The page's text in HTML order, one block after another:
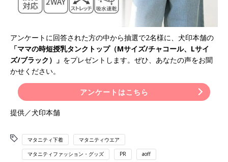
アンケートに回答された方の中から抽選で2名様に、犬印本舗の
「ママの時短授乳タンクトップ（Mサイズ/チャコール、Lサイ
ズ/ブラック）」 をプレゼントします。ぜひ、あなたの声をお聞
かせください。
アンケートはこちら
提供／犬印本舗
マタニティ下着 マタニティウエア
マタニティファッション・グッズ PR aoff